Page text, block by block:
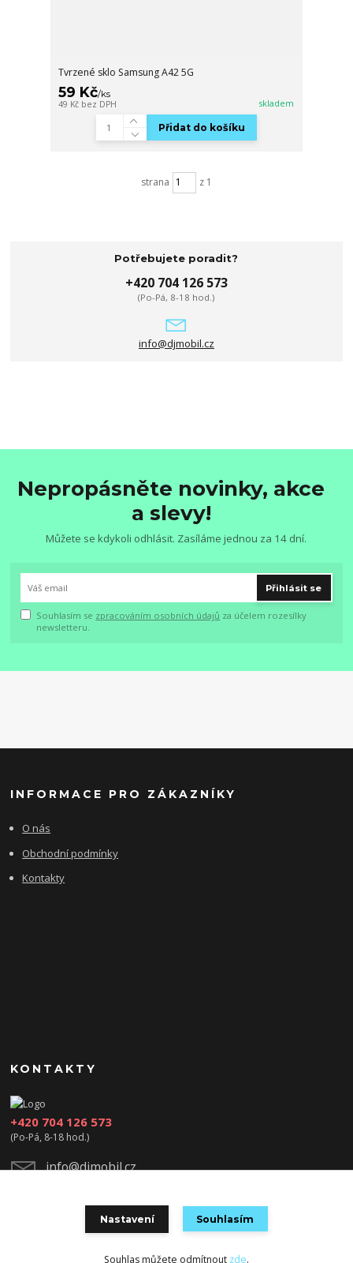
Tvrzené sklo Samsung A42 5G
59 Kč/ks
49 Kč bez DPH skladem
Přidat do košíku
strana z 1
Potřebujete poradit?
+420 704 126 573
(Po-Pá, 8-18 hod.)
info@djmobil.cz
Nepropásněte novinky, akce
a slevy!
Můžete se kdykoli odhlásit. Zasíláme jednou za 14 dní.
Přihlásit se
Souhlasím se zpracováním osobních údajů za účelem rozesílky
newsletteru.
INFORMACE PRO ZÁKAZNÍKY
O nás
Obchodní podmínky
Kontakty
KONTAKTY
+420 704 126 573
(Po-Pá, 8-18 hod.)
info@djmobil.cz
Nastavení Souhlasím
Souhlas můžete odmítnout zde.